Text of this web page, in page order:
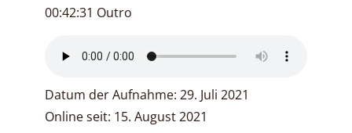
00:42:31 Outro
Datum der Aufnahme: 29. Juli 2021
Online seit: 15. August 2021